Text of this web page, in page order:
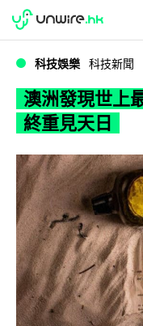
WWDC 2026
科技娛樂 科技新聞
澳洲發現世上
終重見天日